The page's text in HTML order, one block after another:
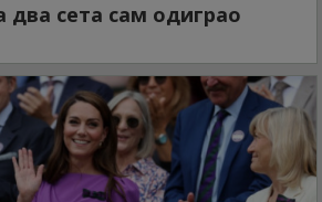
сета сам одиграо